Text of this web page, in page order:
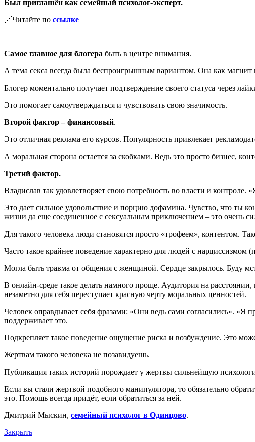
Был приглашён как семейный психолог-эксперт.
🔗Читайте по ссылке
Самое главное для блогера быть в центре внимания.
А тема секса всегда была беспроигрышным вариантом. Она как
Блогер моментально получает подтверждение своего статуса через
Это помогает самоутверждаться и чувствовать свою значимость.
Второй фактор – финансовый.
Это отличная реклама его курсов. Популярность привлекает
А моральная сторона остается за скобками. Ведь это просто бизнес,
Третий фактор.
Владислав так удовлетворяет свою потребность во власти и контроле.
Это дает сильное удовольствие и порцию дофамина. Чувство, что ты
жизни да еще соединенное с сексуальным приключением – это очень
Для такого человека люди становятся просто «трофеем»,
Часто такое крайнее поведение характерно для людей с
Могла быть травма от общения с женщиной. Сердце закрылось. Буду
В онлайн-среде такое делать намного проще. Аудитория на
незаметно для себя переступает красную черту моральных ценностей.
Человек оправдывает себя фразами: «Они ведь сами согласились». «Я
поддерживает это.
Подкрепляет такое поведение ощущение риска и возбуждение. Это
Жертвам такого человека не позавидуешь.
Публикация таких историй порождает у жертвы сильнейшую
Если вы стали жертвой подобного манипулятора, то обязательно
это. Помощь всегда придёт, если обратиться за ней.
Дмитрий Мыскин, семейный психолог в Одинцово.
Закрыть